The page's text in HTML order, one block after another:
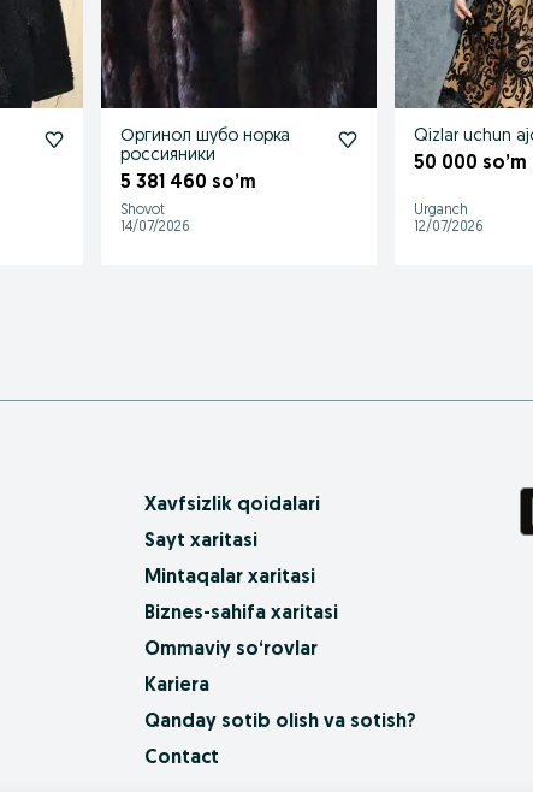
Оргинол шубо норка
россияники
5 381 460 so’m
Shovot
14/07/2026
Qizlar uchun
50 000 so’m
Urganch
12/07/2026
Xavfsizlik qoidalari
Sayt xaritasi
Mintaqalar xaritasi
Biznes-sahifa xaritasi
Ommaviy so‘rovlar
Kariera
Qanday sotib olish va sotish?
Contact